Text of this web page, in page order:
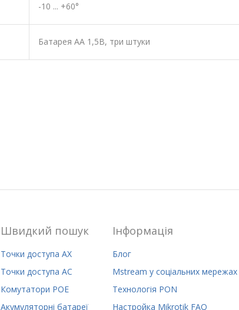
-10 ... +60°
Батарея АА 1,5В, три штуки
Швидкий пошук
Точки доступа AX
Точки доступа AC
Комутатори POE
Акумуляторні батареї
Iнформацiя
Блог
Mstream у соціальних мережах
Технологія PON
Настройка Mikrotik FAQ